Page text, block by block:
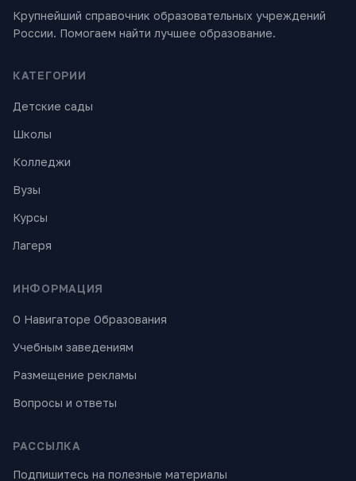
Крупнейший справочник образовательных учреждений
России. Помогаем найти лучшее образование.
КАТЕГОРИИ
Детские сады
Школы
Колледжи
Вузы
Курсы
Лагеря
ИНФОРМАЦИЯ
О Навигаторе Образования
Учебным заведениям
Размещение рекламы
Вопросы и ответы
РАССЫЛКА
Подпишитесь на полезные материалы